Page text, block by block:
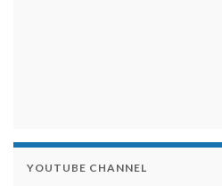
YOUTUBE CHANNEL